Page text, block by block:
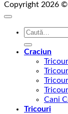
Copyright 2026 ©
Caută
Craciun
Cani
Tricouri